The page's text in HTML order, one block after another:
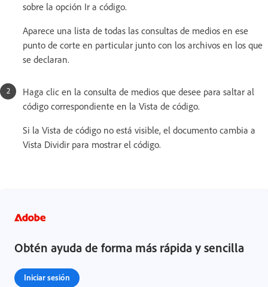
sobre la opción Ir a código.
Aparece una lista de todas las consultas de medios en ese
punto de corte en particular junto con los archivos en los que
se declaran.
Haga clic en la consulta de medios que desee para saltar al
código correspondiente en la Vista de código.
Si la Vista de código no está visible, el documento cambia a
Vista Dividir para mostrar el código.
Obtén ayuda de forma más rápida y sencilla
Iniciar sesión